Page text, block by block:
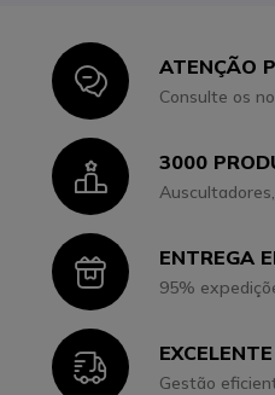
IconATENÇÃO
Consulte os
Icon3000
IconENTREGA
95%
IconGestão